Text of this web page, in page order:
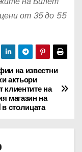
от 35 до 55
на известни
актьори
клиентите на
магазин на
столицата